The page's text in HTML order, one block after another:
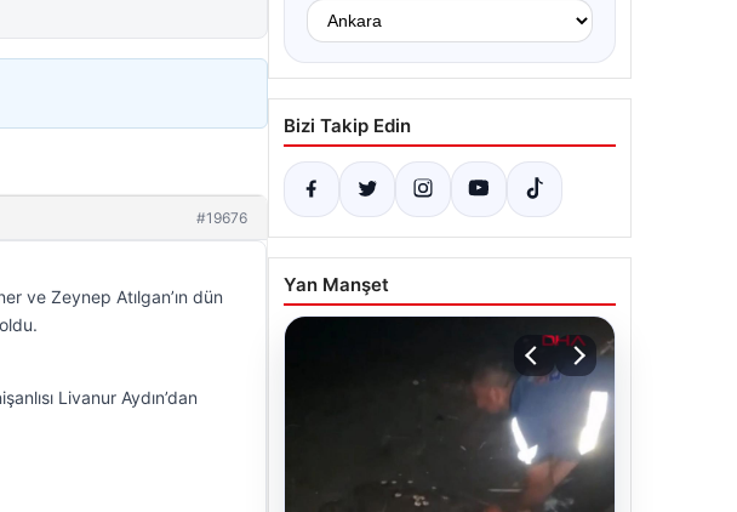
#19676
ve Zeynep Atılgan’ın dün
Livanur Aydın’dan
Bizi Takip Edin
Yan Manşet